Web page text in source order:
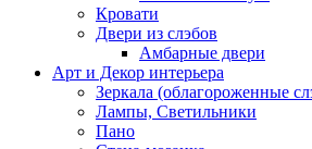
Кровати
Двери из слэбов
Амбарные двери
Арт и Декор интерьера
Зеркала (облагороженные
Лампы, Светильники
Пано